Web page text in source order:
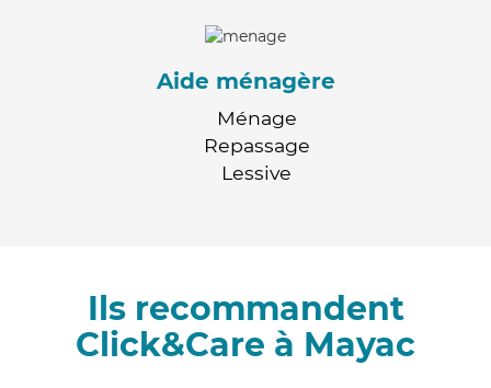
Aide ménagère
Ménage
Repassage
Lessive
Ils recommandent
Click&Care à Mayac